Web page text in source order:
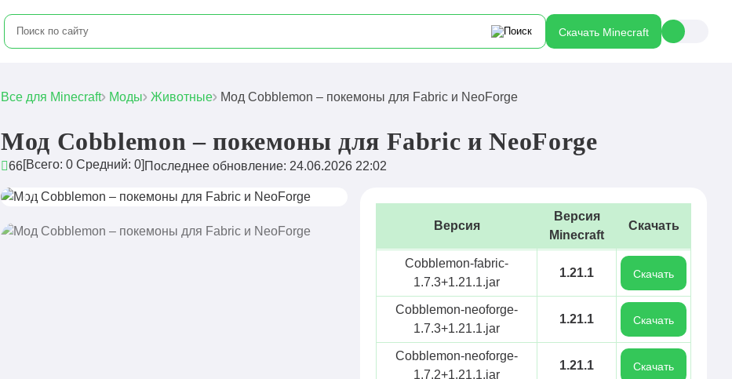
Скачать Minecraft
Все для Minecraft Моды Животные Мод Cobblemon – покемоны для Fabric и NeoForge
Мод Cobblemon – покемоны для Fabric и NeoForge
66[Всего: 0 Средний: 0] Последнее обновление: 24.06.2026 22:02
Версия
Версия
Minecraft
Скачать
Cobblemon-fabric-
1.7.3+1.21.1.jar
1.21.1 Скачать
Cobblemon-neoforge-
1.7.3+1.21.1.jar
1.21.1 Скачать
Cobblemon-neoforge-
1.7.2+1.21.1.jar
1.21.1 Скачать